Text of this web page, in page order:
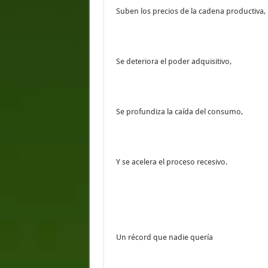
Suben los precios de la cadena productiva,
Se deteriora el poder adquisitivo,
Se profundiza la caída del consumo,
Y se acelera el proceso recesivo.
Un récord que nadie quería